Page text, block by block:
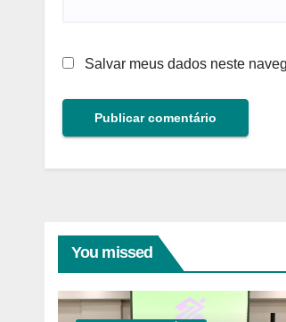
Salvar meus dados neste
You missed